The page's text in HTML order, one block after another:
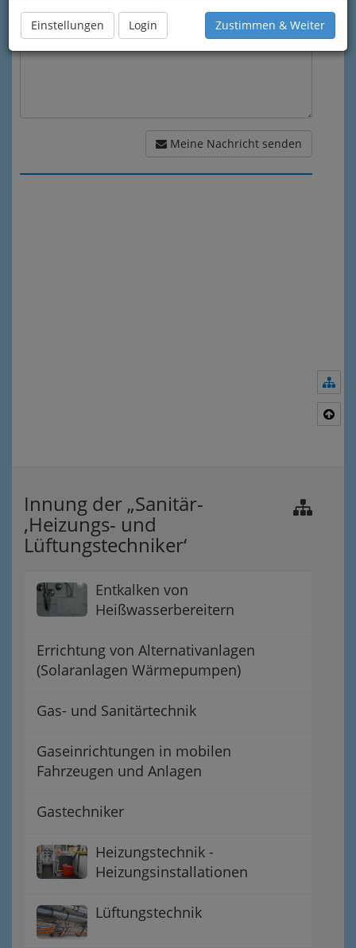
Einstellungen Login Zustimmen & Weiter
Meine Nachricht senden
Innung der „Sanitär-
,Heizungs- und
Lüftungstechniker‘
Entkalken von
Heißwasserbereitern
Errichtung von Alternativanlagen
(Solaranlagen Wärmepumpen)
Gas- und Sanitärtechnik
Gaseinrichtungen in mobilen
Fahrzeugen und Anlagen
Gastechniker
Heizungstechnik -
Heizungsinstallationen
Lüftungstechnik